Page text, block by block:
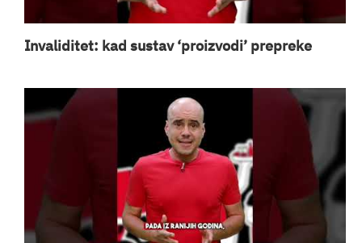
Invaliditet: kad sustav ‘proizvodi’ prepreke